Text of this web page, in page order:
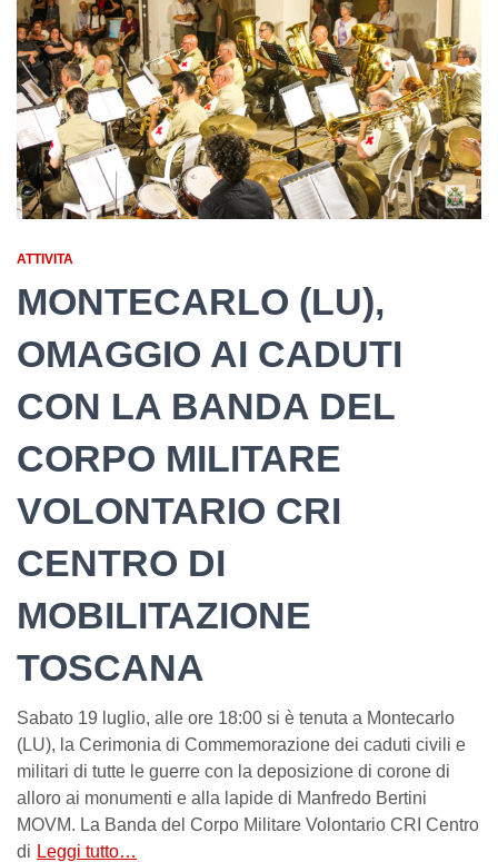
ATTIVITA
MONTECARLO (LU),
OMAGGIO AI CADUTI
CON LA BANDA DEL
CORPO MILITARE
VOLONTARIO CRI
CENTRO DI
MOBILITAZIONE
TOSCANA
Sabato 19 luglio, alle ore 18:00 si è tenuta a Montecarlo
(LU), la Cerimonia di Commemorazione dei caduti civili e
militari di tutte le guerre con la deposizione di corone di
alloro ai monumenti e alla lapide di Manfredo Bertini
MOVM. La Banda del Corpo Militare Volontario CRI Centro
di Leggi tutto…